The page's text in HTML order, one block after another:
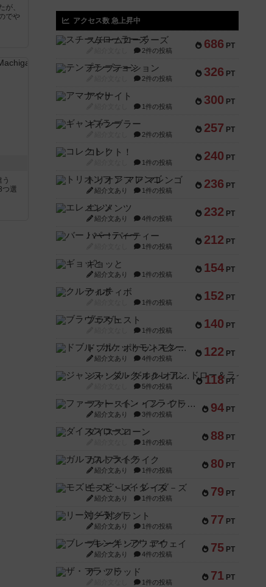
が、
でや
つ選
アクセス数 急上昇中
686 PT
スチームローラーズ
2件の投稿
326 PT
テンプテーション
2件の投稿
300 PT
アマナイト
1件の投稿
257 PT
ギャンブラー
2件の投稿
240 PT
コレクト！
1件の投稿
236 PT
トリオンフ ア マレンゴ
紹介文あり 1件の投稿
232 PT
エレメンツ
紹介文あり 4件の投稿
212 PT
バー！パーティー
1件の投稿
154 PT
ギョッと
紹介文あり 1件の投稿
152 PT
クルティボ
1件の投稿
140 PT
ブラヴェスト
1件の投稿
122 PT
ドブル：ポケットモンスター
紹介文あり 4件の投稿
118 PT
ジャンヌ・ダルク-オルレアン ドロー＆ライト
5件の投稿
94 PT
ファースト・イン・フライト
紹介文あり 3件の投稿
88 PT
ダイススローン
1件の投稿
80 PT
ガルフストライク
紹介文あり 1件の投稿
79 PT
モズビ－ズ・レイダ－ズ
紹介文あり 1件の投稿
77 PT
リー対グラント
紹介文あり 1件の投稿
75 PT
ブレーキング・アウェイ
紹介文あり 4件の投稿
71 PT
ザ・フラッド
1件の投稿